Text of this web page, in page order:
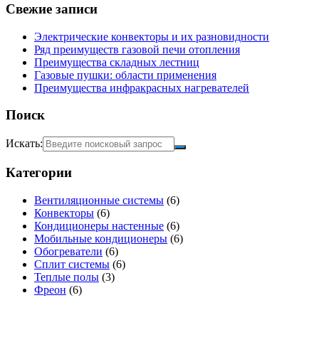
Свежие записи
Электрические конвекторы и их разновидности
Ряд преимуществ газовой печи отопления
Преимущества складных лестниц
Газовые пушки: области применения
Преимущества инфракрасных нагревателей
Поиск
Искать:
Категории
Вентиляционные системы (6)
Конвекторы (6)
Кондиционеры настенные (6)
Мобильные кондиционеры (6)
Обогреватели (6)
Сплит системы (6)
Теплые полы (3)
Фреон (6)